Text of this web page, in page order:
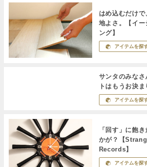
はめ込むだけ
地よさ。【イー
ング】
アイテムを探
サンタのみな
トはもうお決
アイテムを探
「回す」に飽
かが？【
Records】
アイテムを探